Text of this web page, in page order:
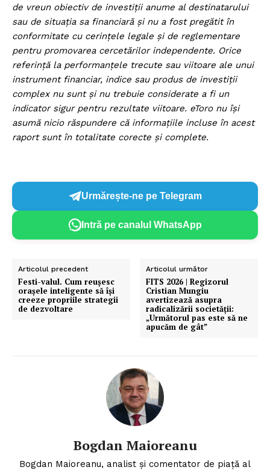
de vreun obiectiv de investiții anume al destinatarului
sau de situația sa financiară și nu a fost pregătit în
conformitate cu cerințele legale și de reglementare
pentru promovarea cercetărilor independente. Orice
referință la performanțele trecute sau viitoare ale unui
instrument financiar, indice sau produs de investiții
complex nu sunt și nu trebuie considerate a fi un
indicator sigur pentru rezultate viitoare. eToro nu își
asumă nicio răspundere că informațiile incluse în acest
raport sunt în totalitate corecte și complete.
Urmărește-ne pe Telegram
Intră pe canalul WhatsApp
Articolul precedent
Festi-valul. Cum reușesc
orașele inteligente să își
creeze propriile strategii
de dezvoltare
Articolul următor
FITS 2026 | Regizorul
Cristian Mungiu
avertizează asupra
radicalizării societăţii:
„Următorul pas este să ne
apucăm de gât”
Bogdan Maioreanu
Bogdan Maioreanu, analist și comentator de piață al